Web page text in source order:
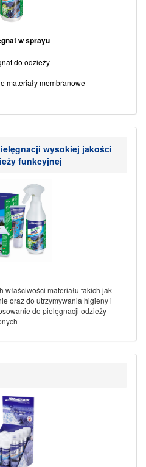
w sprayu
do odzieży
materiały membranowe
wysokiej jakości
funkcyjnej
materiału takich jak
oraz do utrzymywania higieny i
do pielęgnacji odzieży